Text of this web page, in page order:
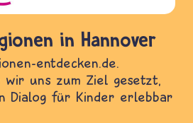
in Hannover
entdecken.de.
wir uns zum Ziel gesetzt,
Dialog für Kinder erlebbar